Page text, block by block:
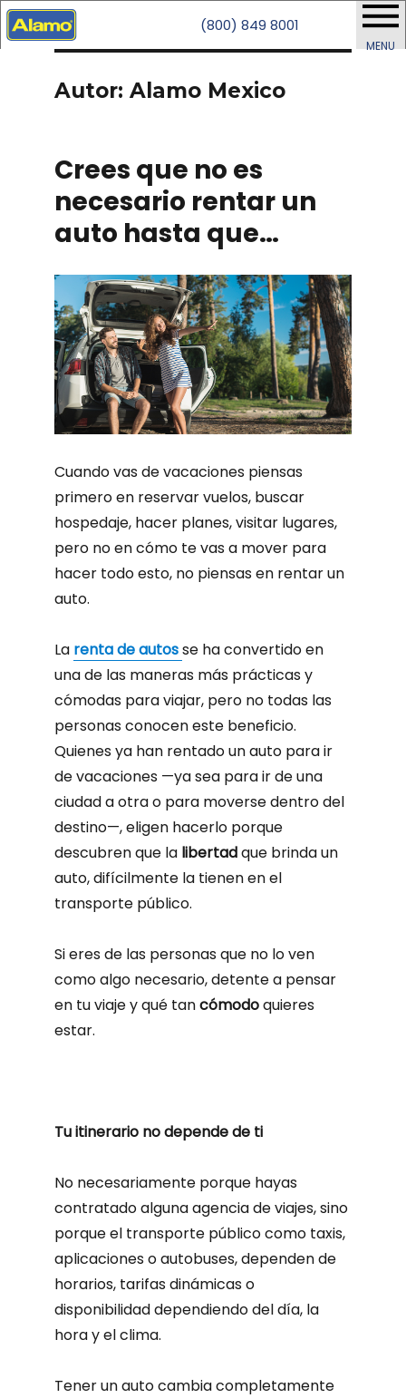
(800) 849 8001
MENU
Autor: Alamo Mexico
Crees que no es
necesario rentar un
auto hasta que…
Cuando vas de vacaciones piensas
primero en reservar vuelos, buscar
hospedaje, hacer planes, visitar lugares,
pero no en cómo te vas a mover para
hacer todo esto, no piensas en rentar un
auto.
La renta de autosse ha convertido en
una de las maneras más prácticas y
cómodas para viajar, pero no todas las
personas conocen este beneficio.
Quienes ya han rentado un auto para ir
de vacaciones —ya sea para ir de una
ciudad a otra o para moverse dentro del
destino—, eligen hacerlo porque
descubren que la libertadque brinda un
auto, difícilmente la tienen en el
transporte público.
Si eres de las personas que no lo ven
como algo necesario, detente a pensar
en tu viaje y qué tancómodoquieres
estar.
Tu itinerario no depende de ti
No necesariamente porque hayas
contratado alguna agencia de viajes, sino
porque el transporte público como taxis,
aplicaciones o autobuses, dependen de
horarios, tarifas dinámicas o
disponibilidad dependiendo del día, la
hora y el clima.
Tener un auto cambia completamente